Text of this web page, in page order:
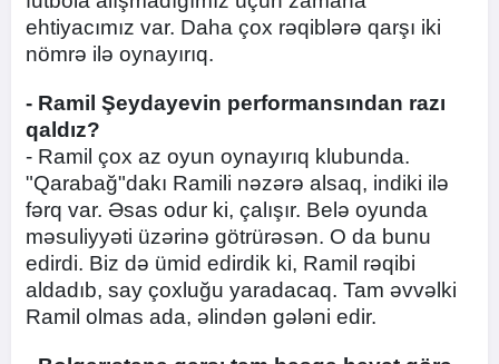
ehtiyacımız var. Daha çox rəqiblərə qarşı iki
nömrə ilə oynayırıq.
- Ramil Şeydayevin performansından razı
qaldız?
- Ramil çox az oyun oynayırıq klubunda.
"Qarabağ"dakı Ramili nəzərə alsaq, indiki ilə
fərq var. Əsas odur ki, çalışır. Belə oyunda
məsuliyyəti üzərinə götrürəsən. O da bunu
edirdi. Biz də ümid edirdik ki, Ramil rəqibi
aldadıb, say çoxluğu yaradacaq. Tam əvvəlki
Ramil olmas ada, əlindən gələni edir.